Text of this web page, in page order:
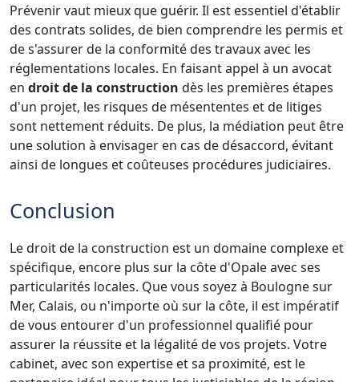
Prévenir vaut mieux que guérir. Il est essentiel d'établir
des contrats solides, de bien comprendre les permis et
de s'assurer de la conformité des travaux avec les
réglementations locales. En faisant appel à un avocat
en droit de la construction dès les premières étapes
d'un projet, les risques de mésententes et de litiges
sont nettement réduits. De plus, la médiation peut être
une solution à envisager en cas de désaccord, évitant
ainsi de longues et coûteuses procédures judiciaires.
Conclusion
Le droit de la construction est un domaine complexe et
spécifique, encore plus sur la côte d'Opale avec ses
particularités locales. Que vous soyez à Boulogne sur
Mer, Calais, ou n'importe où sur la côte, il est impératif
de vous entourer d'un professionnel qualifié pour
assurer la réussite et la légalité de vos projets. Votre
cabinet, avec son expertise et sa proximité, est le